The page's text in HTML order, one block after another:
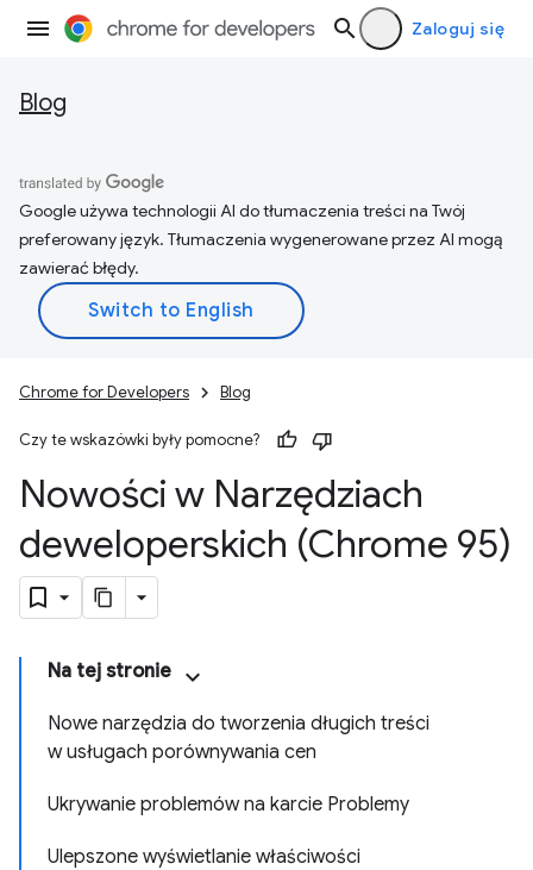
Zaloguj się
Blog
Google używa technologii AI do tłumaczenia treści na Twój
preferowany język. Tłumaczenia wygenerowane przez AI mogą
zawierać błędy.
Chrome for Developers Blog
Czy te wskazówki były pomocne?
Nowości w Narzędziach
deweloperskich (Chrome 95)
Na tej stronie
Nowe narzędzia do tworzenia długich treści
w usługach porównywania cen
Ukrywanie problemów na karcie Problemy
Ulepszone wyświetlanie właściwości